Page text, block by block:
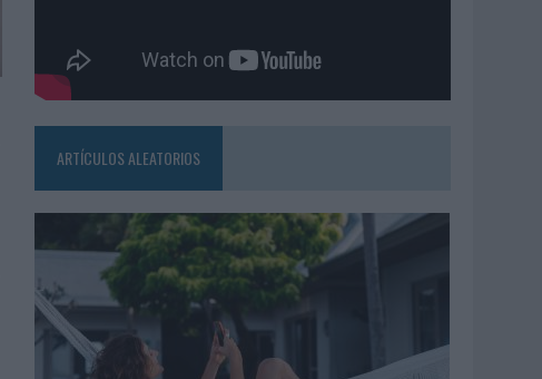
ARTÍCULOS ALEATORIOS